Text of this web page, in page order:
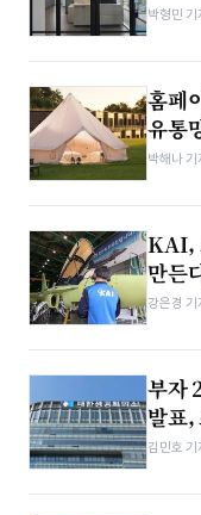
박형민 기
홈페
유통
박해나 기
KAI,
만든
강은경 기
부자
발표,
김민호 기